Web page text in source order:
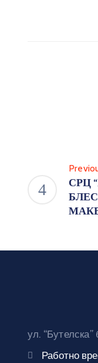
СРЦ
ул. “Бутелска”
Работно